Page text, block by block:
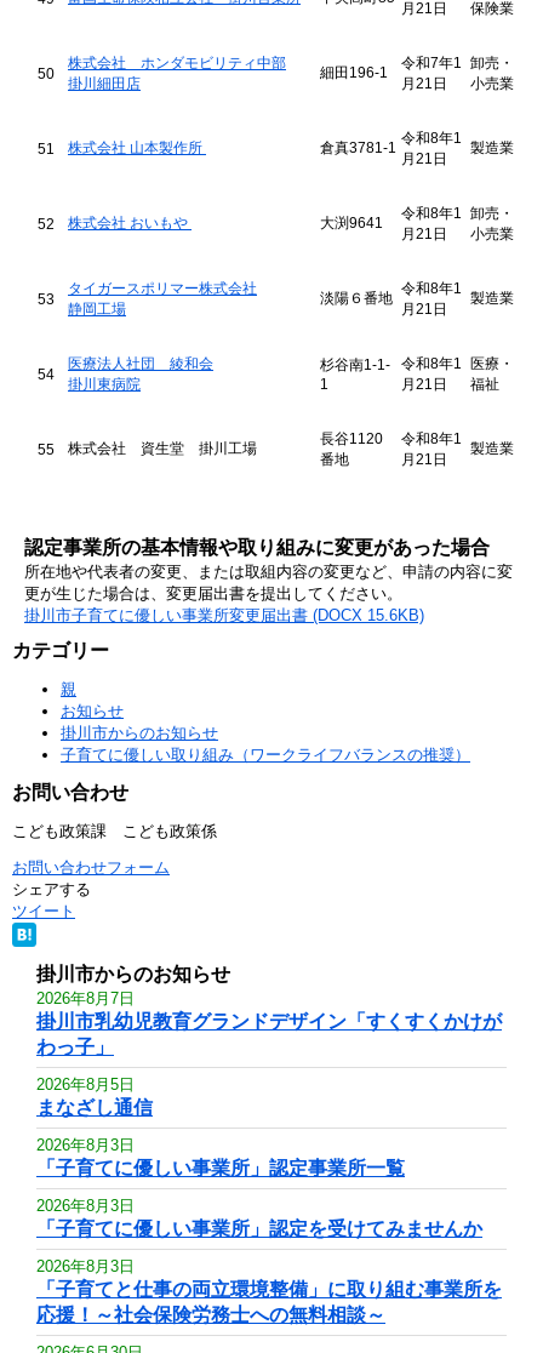
月21日
保険業
50
株式会社 ホンダモビリティ中部
掛川細田店
細田196-1
令和7年1
月21日
卸売・
小売業
51 株式会社 山本製作所 倉真3781-1
令和8年1
月21日
製造業
52 株式会社 おいもや 大渕9641
令和8年1
月21日
卸売・
小売業
53
タイガースポリマー株式会社
静岡工場
淡陽６番地
令和8年1
月21日
製造業
54
医療法人社団 綾和会
掛川東病院
杉谷南1-1-
1
令和8年1
月21日
医療・
福祉
55 株式会社 資生堂 掛川工場
長谷1120
番地
令和8年1
月21日
製造業
認定事業所の基本情報や取り組みに変更があった場合
所在地や代表者の変更、または取組内容の変更など、申請の内容に変
更が生じた場合は、変更届出書を提出してください。
掛川市子育てに優しい事業所変更届出書 (DOCX 15.6KB)
カテゴリー
親
お知らせ
掛川市からのお知らせ
子育てに優しい取り組み（ワークライフバランスの推奨）
お問い合わせ
こども政策課 こども政策係
お問い合わせフォーム
シェアする
ツイート
掛川市からのお知らせ
2026年8月7日
掛川市乳幼児教育グランドデザイン「すくすくかけが
わっ子」
2026年8月5日
まなざし通信
2026年8月3日
「子育てに優しい事業所」認定事業所一覧
2026年8月3日
「子育てに優しい事業所」認定を受けてみませんか
2026年8月3日
「子育てと仕事の両立環境整備」に取り組む事業所を
応援！～社会保険労務士への無料相談～